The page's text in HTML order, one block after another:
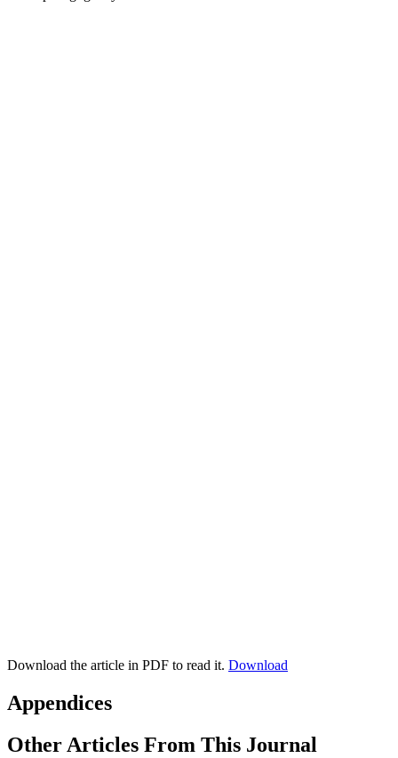
Download the article in PDF to read it. Download
Appendices
Other Articles From This Journal